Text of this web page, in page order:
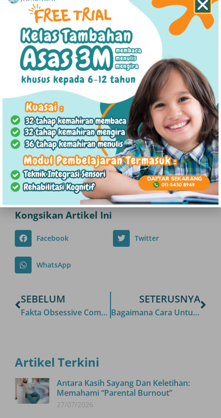
Penting untuk diingatkan bahawa tidak semua
individu dengan BPD akan memaparkan setiap
simptom di atas, dan keterukan simptom boleh
berbeza-beza pada setiap individu.
BPD sering berlaku bersama dengan keadaan
kesihatan mental yang lain, seperti kemurungan,
atau kebimbangan (anxiety). Diagnosis dan
rawatan BPD harus dijalankan oleh profesional
kesihatan mental yang berkelayakan.
Sekiranya anda atau orang tersayang mengalami
beberapa simptom di atas, hubungi kami hari ini
untuk mendapatkan sesi konsultasi bersama
dengan psikologis klinikal kami.
Kongsikan Artikel Ini
Facebook Twitter
WhatsApp
SEBELUM
Fakta Obsessive Compulsive Disorder Yang Kurang Diketahui
SETERUSNYA
Bagaimana Cara Untuk ‘Deal’ Dengan Individu yang Memiliki Borderline Personality Disorder?
Artikel Terkini
Antara Kasih Sayang Dan Keletihan:
Memahami “Parental Burnout”
27/07/2026